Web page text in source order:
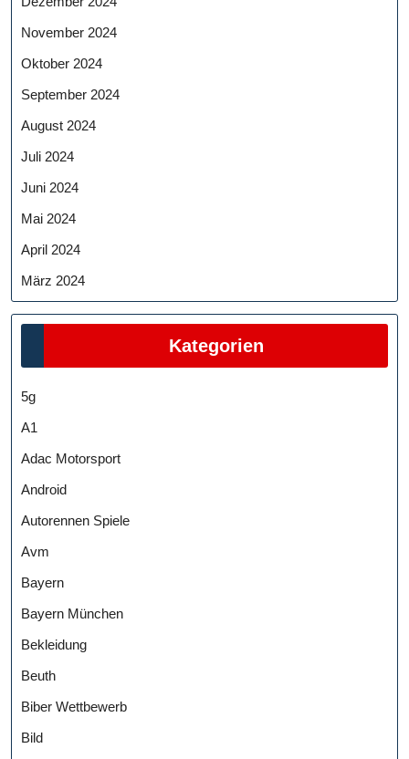
November 2024
Oktober 2024
September 2024
August 2024
Juli 2024
Juni 2024
Mai 2024
April 2024
März 2024
Kategorien
5g
A1
Adac Motorsport
Android
Autorennen Spiele
Avm
Bayern
Bayern München
Bekleidung
Beuth
Biber Wettbewerb
Bild